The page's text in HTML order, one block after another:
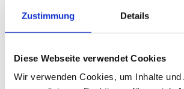
Zustimmung Details
Diese Webseite verwendet Cookies
Wir verwenden Cookies, um Inhalte und
Allen neuen Interessenten bieten wir
Möglichkeit, ihr Interesse kundzutun
Platz auf der Warteliste zu sichern!
und vom Absehen einer Anmeldung
Zeitpunkt.